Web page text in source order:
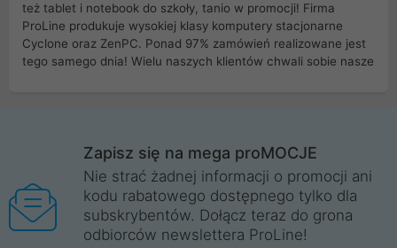
też tablet i notebook do szkoły, tanio w promocji! Firma
ProLine produkuje wysokiej klasy komputery stacjonarne
Cyclone oraz ZenPC. Ponad 97% zamówień realizowane jest
tego samego dnia! Wielu naszych klientów chwali sobie nasze
Wrocław, Poznań, Legnica, Katowice, Gliwice, Kalisz, Bytom,
Trzebnica, Opole. Szybka i profesjonalna obsługa!
ProLine to polska firma ze 100% polskim kapitałem. Działamy
legalnie i płacimy podatki w naszym kraju! Posiadamy siedzibę
główną w Mirkowie oraz salony na terenie kraju. Cała
Zapisz się na mega proMOCJE
Nie strać żadnej informacji o promocji ani
kodu rabatowego dostępnego tylko dla
subskrybentów. Dołącz teraz do grona
odbiorców newslettera ProLine!